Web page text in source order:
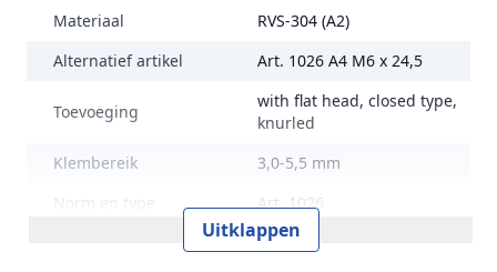
Materiaal
RVS-304 (A2)
Alternatief artikel
Art. 1026 A4 M6 x 24,5
Toevoeging
with flat head, closed type,
knurled
Klembereik
3,0-5,5 mm
Norm en type
Art. 1026
1,5 mm
Uitklappen